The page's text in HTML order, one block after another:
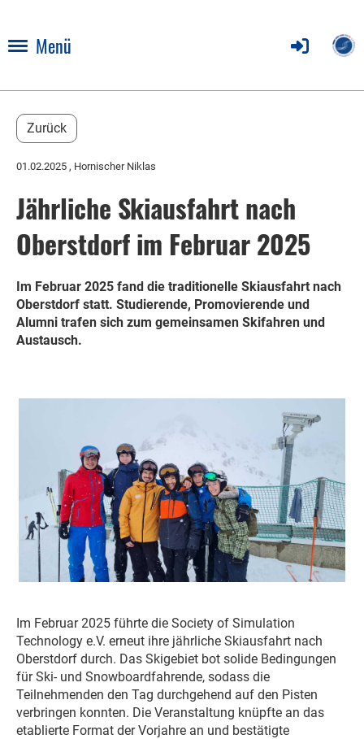
Menü
Zurück
01.02.2025 , Hornischer Niklas
Jährliche Skiausfahrt nach
Oberstdorf im Februar 2025
Im Februar 2025 fand die traditionelle Skiausfahrt nach
Oberstdorf statt. Studierende, Promovierende und
Alumni trafen sich zum gemeinsamen Skifahren und
Austausch.
Im Februar 2025 führte die Society of Simulation
Technology e.V. erneut ihre jährliche Skiausfahrt nach
Oberstdorf durch. Das Skigebiet bot solide Bedingungen
für Ski- und Snowboardfahrende, sodass die
Teilnehmenden den Tag durchgehend auf den Pisten
verbringen konnten. Die Veranstaltung knüpfte an das
etablierte Format der Vorjahre an und bestätigte